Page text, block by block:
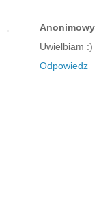
Anonimowy
Uwielbiam :)
Odpowiedz